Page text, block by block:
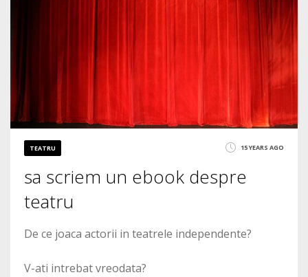
TEATRU 15 YEARS AGO
sa scriem un ebook despre
teatru
De ce joaca actorii in teatrele independente?
V-ati intrebat vreodata?